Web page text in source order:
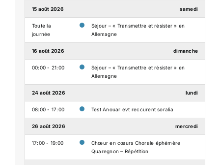
15 août 2026 samedi
Toute la
journée
Séjour – « Transmettre et résister » en
Allemagne
16 août 2026 dimanche
00:00 - 21:00
Séjour – « Transmettre et résister » en
Allemagne
24 août 2026 lundi
08:00 - 17:00 Test Anouar evt reccurent soralia
26 août 2026 mercredi
17:00 - 19:00
Chœur en cœurs Chorale éphémère
Quaregnon – Répétition